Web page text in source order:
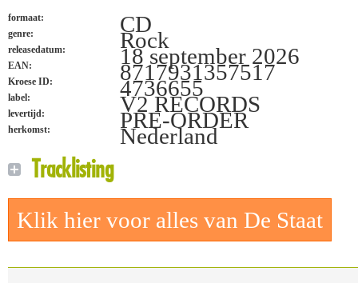
formaat: CD
genre: Rock
releasedatum: 18 september 2026
EAN: 8717931357517
Kroese ID: 4736655
label: V2 RECORDS
levertijd: PRE-ORDER
herkomst: Nederland
Tracklisting
Klik hier voor alles van De Staat